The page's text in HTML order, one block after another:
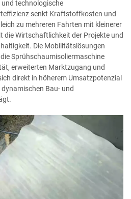
technologische
senkt Kraftstoffkosten und
zu mehreren Fahrten mit kleinerer
die Wirtschaftlichkeit der Projekte und
Die Mobilitätslösungen
Sprühschaumisoliermaschine
erweiterten Marktzugang und
direkt in höherem Umsatzpotenzial
Bau- und